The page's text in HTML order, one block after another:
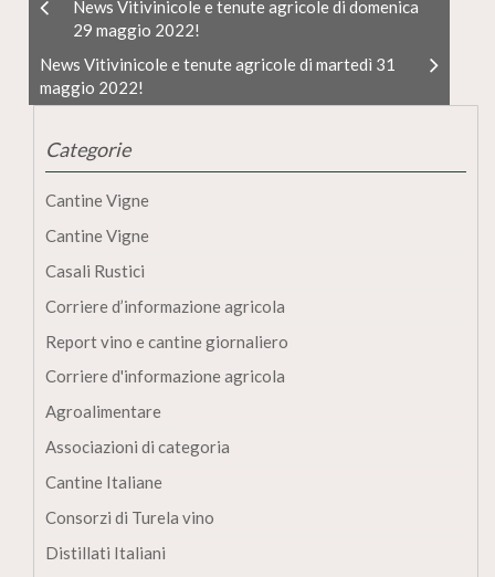
News Vitivinicole e tenute agricole di domenica
29 maggio 2022!
News Vitivinicole e tenute agricole di martedì 31
maggio 2022!
Categorie
Cantine Vigne
Cantine Vigne
Casali Rustici
Corriere d’informazione agricola
Report vino e cantine giornaliero
Corriere d'informazione agricola
Agroalimentare
Associazioni di categoria
Cantine Italiane
Consorzi di Turela vino
Distillati Italiani